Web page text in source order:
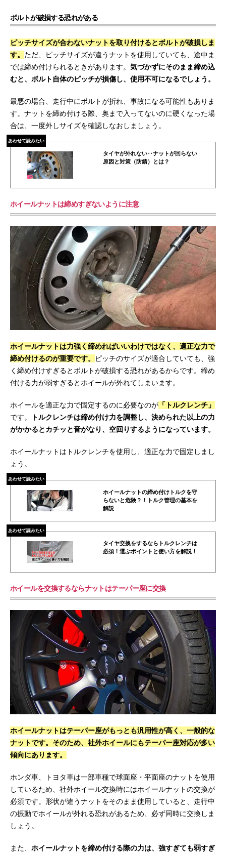
ボルトが破損する恐れがある
ピッチサイズが合わないナットを取り付けるとボルトが破損しま
す。 ただ、ピッチサイズが違うナットを使用していても、途中ま
では締め付けられるときがあります。 気づかずにそのまま締め込
むと、ボルト自体のピッチが損傷し、使用不可になるでしょう。
最悪の場合、走行中にボルトが折れ、事故になる可能性もありま
す。ナットを締め付ける際、奥まで入ってないのに硬くなった場
合は、一度外しサイズを確認しなおしましょう。
あわせて読みたい
タイヤが外れない‥ナットが回らない
原因と対策（防錆）とは？
ホイールナットは締めすぎないように注意
ホイールナットは力強く締めればいいわけではなく、適正な力で
締め付けるのが重要です。
ピッチのサイズが適合していても、強
く締め付けすぎるとボルトが破損する恐れがあるからです。締め
付ける力が弱すぎるとホイールが外れてしまいます。
ホイールを適正な力で固定するのに必要なのが 「トルクレンチ」
です。
トルクレンチは締め付け力を調整し、決められた以上の力
がかかるとカチッと音がなり、空回りするようになっています。
ホイールナットはトルクレンチを使用し、適正な力で固定しまし
ょう。
あわせて読みたい
ホイールナットの締め付けトルクを守
らないと危険？！トルク管理の基本を
解説
あわせて読みたい
タイヤ交換をするならトルクレンチは
必須！選ぶポイントと使い方を解説！
ホイールを交換するならナットはテーパー座に交換
ホイールナットはテーパー座がもっとも汎用性が高く、一般的な
ナットです。そのため、社外ホイールにもテーパー座対応が多い
傾向にあります。
ホンダ車、トヨタ車は一部車種で球面座・平面座のナットを使用
しているため、社外ホイール交換時にはホイールナットの交換が
必須です。形状が違うナットをそのまま使用していると、走行中
の振動でホイールが外れる恐れがあるため、必ず同時に交換しま
しょう。
また、 ホイールナットを締め付ける際の力は、強すぎても弱すぎ